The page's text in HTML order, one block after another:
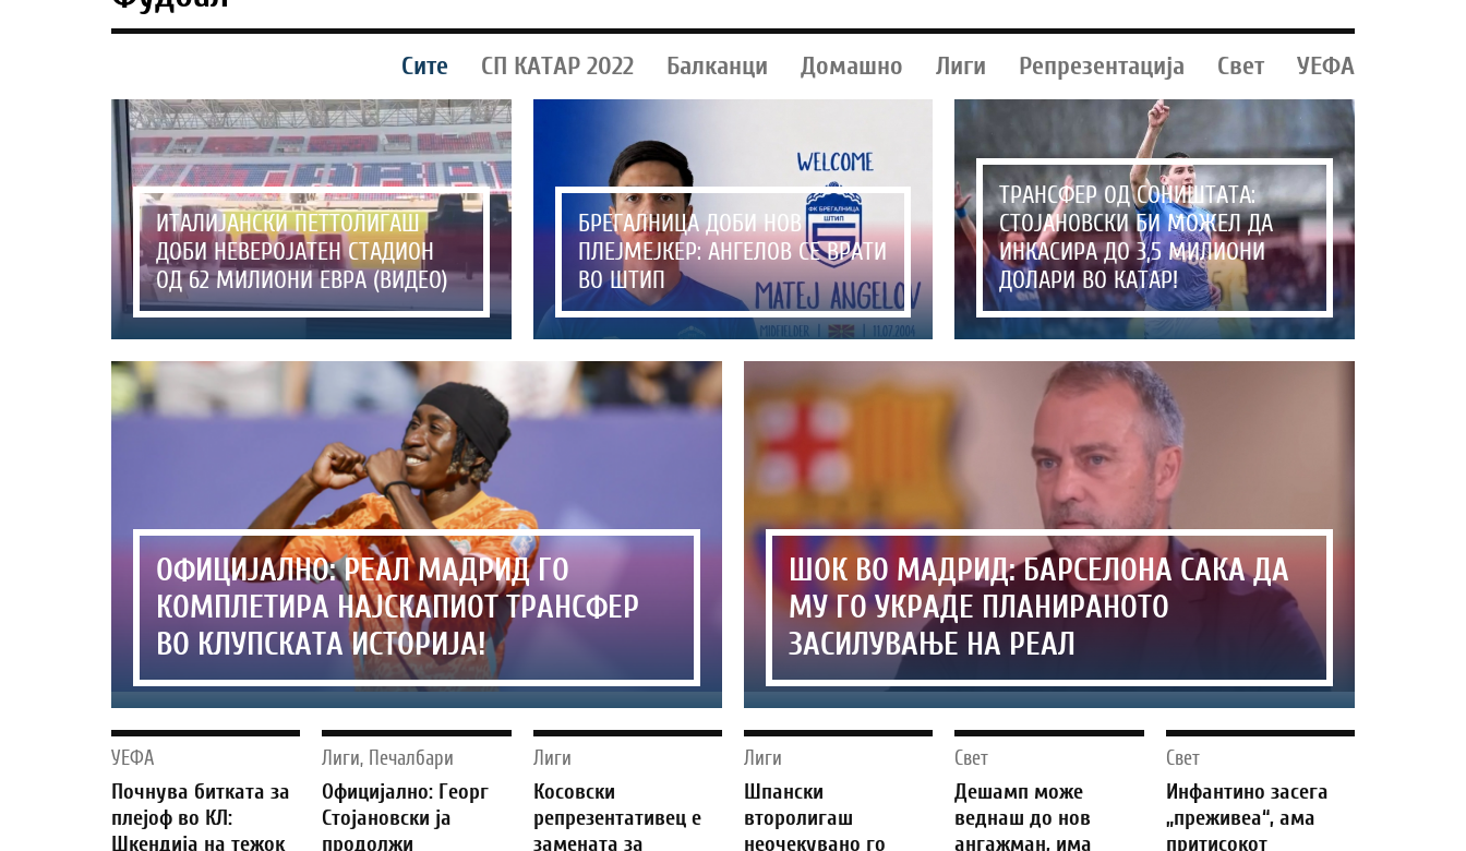
Сите СП КАТАР 2022 Балканци Домашно Лиги Репрезентација Свет УЕФА
ИТАЛИЈАНСКИ ПЕТТОЛИГАШ
ДОБИ НЕВЕРОЈАТЕН СТАДИОН
ОД 62 МИЛИОНИ ЕВРА (ВИДЕО)
БРЕГАЛНИЦА ДОБИ НОВ
ПЛЕЈМЕЈКЕР: АНГЕЛОВ СЕ ВРАТИ
ВО ШТИП
ТРАНСФЕР ОД СОНИШТАТА:
СТОЈАНОВСКИ БИ МОЖЕЛ ДА
ИНКАСИРА ДО 3,5 МИЛИОНИ
ДОЛАРИ ВО КАТАР!
ОФИЦИЈАЛНО: РЕАЛ МАДРИД ГО
КОМПЛЕТИРА НАЈСКАПИОТ ТРАНСФЕР
ВО КЛУПСКАТА ИСТОРИЈА!
ШОК ВО МАДРИД: БАРСЕЛОНА САКА ДА
МУ ГО УКРАДЕ ПЛАНИРАНОТО
ЗАСИЛУВАЊЕ НА РЕАЛ
УЕФА
Почнува битката за
плејоф во КЛ:
Шкендија на тежок
Лиги, Печалбари
Официјално: Георг
Стојановски ја
продолжи
Лиги
Косовски
репрезентативец е
замената за
Лиги
Шпански
второлигаш
неочекувано го
Свет
Дешамп може
веднаш до нов
ангажман, има
Свет
Инфантино засега
„преживеа“, ама
притисокот